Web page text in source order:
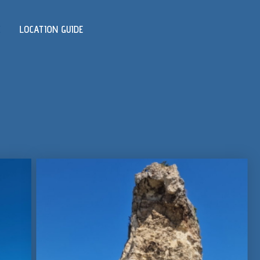
LOCATION GUIDE